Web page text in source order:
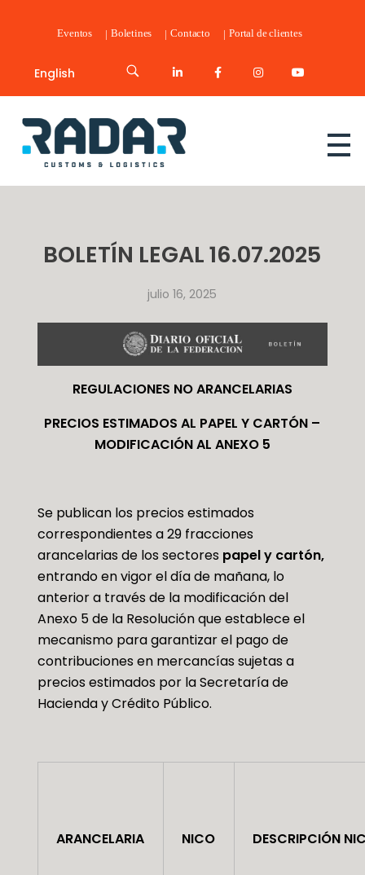
Eventos Boletines Contacto Portal de clientes
English
Radar Customs & Logistics
BOLETÍN LEGAL 16.07.2025
julio 16, 2025
REGULACIONES NO ARANCELARIAS
PRECIOS ESTIMADOS AL PAPEL Y CARTÓN –
MODIFICACIÓN AL ANEXO 5
Se publican los precios estimados
correspondientes a 29 fracciones
arancelarias de los sectores papel y cartón,
entrando en vigor el día de mañana, lo
anterior a través de la modificación del
Anexo 5 de la Resolución que establece el
mecanismo para garantizar el pago de
contribuciones en mercancías sujetas a
precios estimados por la Secretaría de
Hacienda y Crédito Público.
ARANCELARIA NICO DESCRIPCIÓN